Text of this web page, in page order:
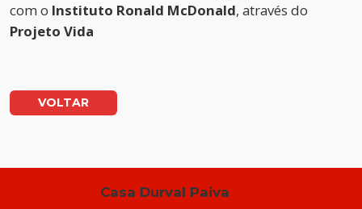
com o Instituto Ronald McDonald, através do
Projeto Vida
VOLTAR
Casa Durval Paiva